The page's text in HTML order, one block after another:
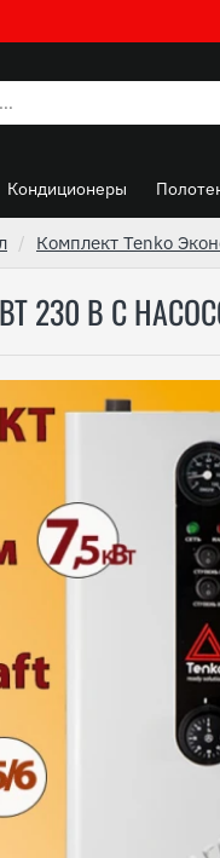
Кондиционеры
Комплект Tenko
230 В С